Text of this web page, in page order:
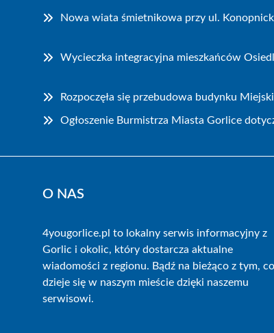
Nowa wiata śmietnikowa przy ul.
Wycieczka integracyjna mieszkańców
Rozpoczęła się przebudowa budynku
Ogłoszenie Burmistrza Miasta Gorlice
O NAS
4yougorlice.pl to lokalny serwis informacyjny z
Gorlic i okolic, który dostarcza aktualne
wiadomości z regionu. Bądź na bieżąco z tym, co
dzieje się w naszym mieście dzięki naszemu
serwisowi.